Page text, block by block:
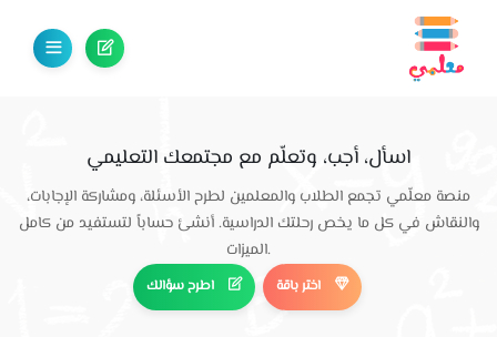
اسأل، أجب، وتعلّم مع مجتمعك التعليمي
منصة معلّمي تجمع الطلاب والمعلمين لطرح الأسئلة، ومشاركة الإجابات،
والنقاش في كل ما يخص رحلتك الدراسية. أنشئ حساباً لتستفيد من كامل
الميزات.
اطرح سؤالك اختر باقة